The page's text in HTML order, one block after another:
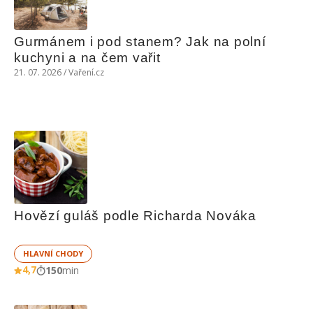
Gurmánem i pod stanem? Jak na polní
kuchyni a na čem vařit
21. 07. 2026 / Vaření.cz
Hovězí guláš podle Richarda Nováka
HLAVNÍ CHODY
4,7 150min